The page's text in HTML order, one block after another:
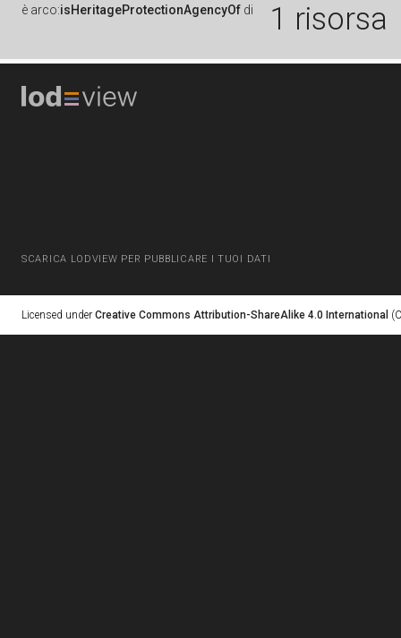
è arco:isHeritageProtectionAgencyOf di 1 risorsa
SCARICA LODVIEW PER PUBBLICARE I TUOI DATI
Licensed under Creative Commons Attribution-ShareAlike 4.0 International